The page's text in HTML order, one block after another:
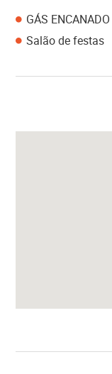
GÁS ENCANADO
Salão de festas